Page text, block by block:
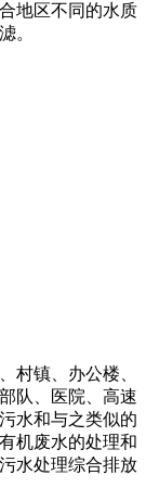
地区不同的水质
。
村镇、办公楼、
队、医院、高速
水和与之类似的
机废水的处理和
水处理综合排放